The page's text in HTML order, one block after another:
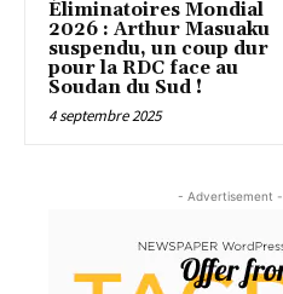
Éliminatoires Mondial
2026 : Arthur Masuaku
suspendu, un coup dur
pour la RDC face au
Soudan du Sud !
4 septembre 2025
- Advertisement -